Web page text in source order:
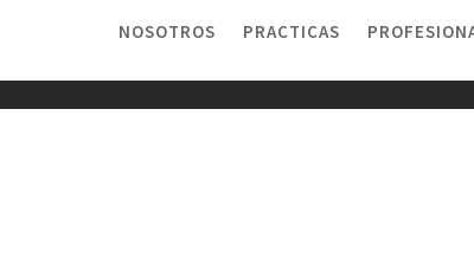
NOSOTROS PRACTICAS